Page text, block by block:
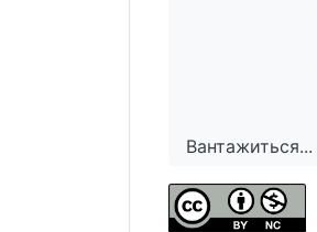
Вантажиться...
Вантажиться...